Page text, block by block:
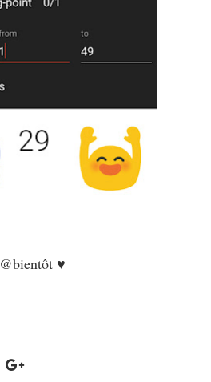
@bientôt ♥